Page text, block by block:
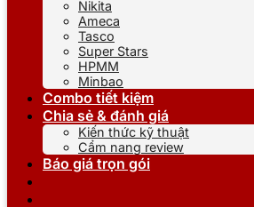
Nikita
Ameca
Tasco
Super Stars
HPMM
Minbao
Combo tiết kiệm
Chia sẻ & đánh giá
Kiến thức kỹ thuật
Cẩm nang review
Báo giá trọn gói